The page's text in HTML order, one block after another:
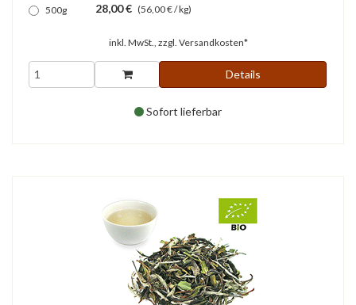
500g
28,00 € (56,00 € / kg)
inkl. MwSt., zzgl. Versandkosten*
Details
Sofort lieferbar